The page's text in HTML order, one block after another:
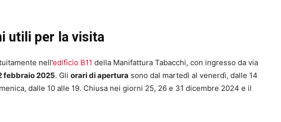
utili per la visita
nell’edificio B11 della Manifattura Tabacchi, con ingresso da via
febbraio 2025. Gli orari di apertura sono dal martedì al venerdì, dalle 14
dalle 10 alle 19. Chiusa nei giorni 25, 26 e 31 dicembre 2024 e il